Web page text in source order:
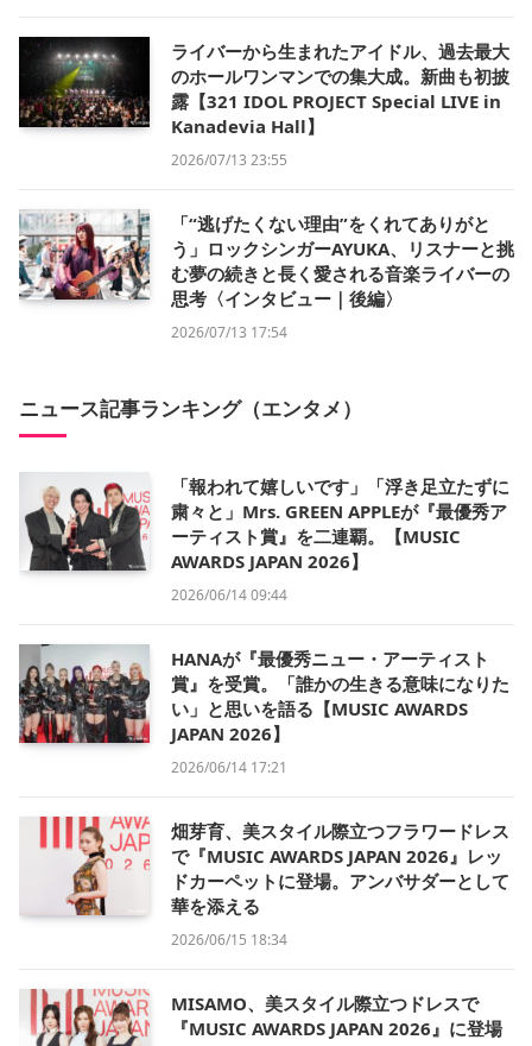
ライバーから生まれたアイドル、過去最大
のホールワンマンでの集大成。新曲も初披
露【321 IDOL PROJECT Special LIVE in
Kanadevia Hall】
2026/07/13 23:55
「“逃げたくない理由”をくれてありがと
う」ロックシンガーAYUKA、リスナーと挑
む夢の続きと長く愛される音楽ライバーの
思考〈インタビュー｜後編〉
2026/07/13 17:54
ニュース記事ランキング（エンタメ）
「報われて嬉しいです」「浮き足立たずに
粛々と」Mrs. GREEN APPLEが『最優秀ア
ーティスト賞』を二連覇。【MUSIC
AWARDS JAPAN 2026】
2026/06/14 09:44
HANAが『最優秀ニュー・アーティスト
賞』を受賞。「誰かの生きる意味になりた
い」と思いを語る【MUSIC AWARDS
JAPAN 2026】
2026/06/14 17:21
畑芽育、美スタイル際立つフラワードレス
で『MUSIC AWARDS JAPAN 2026』レッ
ドカーペットに登場。アンバサダーとして
華を添える
2026/06/15 18:34
MISAMO、美スタイル際立つドレスで
『MUSIC AWARDS JAPAN 2026』に登場